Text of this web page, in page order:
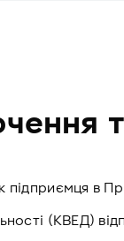
підприємця в
(КВЕД)